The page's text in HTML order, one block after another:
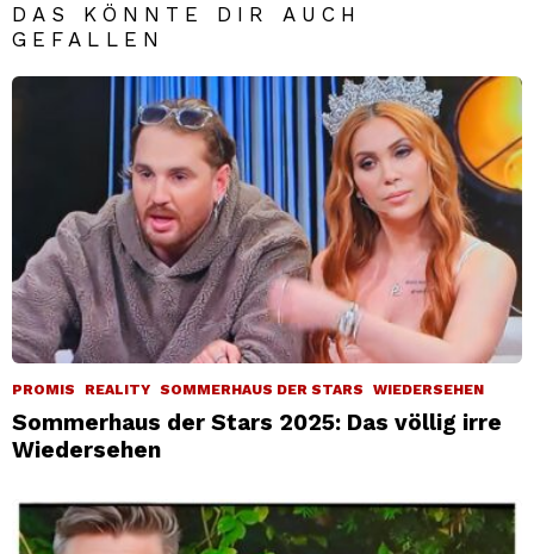
DAS KÖNNTE DIR AUCH
GEFALLEN
PROMIS REALITY SOMMERHAUS DER STARS WIEDERSEHEN
Sommerhaus der Stars 2025: Das völlig irre
Wiedersehen